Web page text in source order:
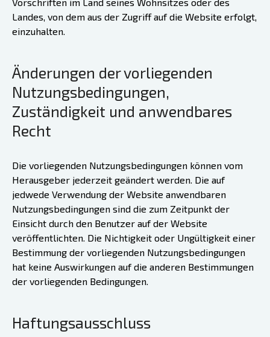
Landes, von dem aus der Zugriff auf die Website erfolgt,
einzuhalten.
Änderungen der vorliegenden
Nutzungsbedingungen,
Zuständigkeit und anwendbares
Recht
Die vorliegenden Nutzungsbedingungen können vom
Herausgeber jederzeit geändert werden. Die auf
jedwede Verwendung der Website anwendbaren
Nutzungsbedingungen sind die zum Zeitpunkt der
Einsicht durch den Benutzer auf der Website
veröffentlichten. Die Nichtigkeit oder Ungültigkeit einer
Bestimmung der vorliegenden Nutzungsbedingungen
hat keine Auswirkungen auf die anderen Bestimmungen
der vorliegenden Bedingungen.
Haftungsausschluss